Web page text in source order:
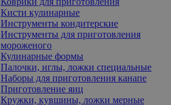
Кисти кулинарные
Инструменты кондитерские
Инструменты для приготовления
мороженого
Кулинарные формы
Палочки, иглы, ложки специальные
Наборы для приготовления канапе
Приготовление яиц
Кружки, кувшины, ложки мерные